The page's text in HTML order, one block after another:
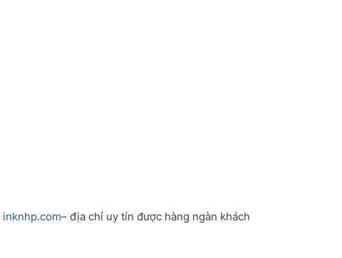
inknhp.com– địa chỉ uy tín được hàng ngàn khách